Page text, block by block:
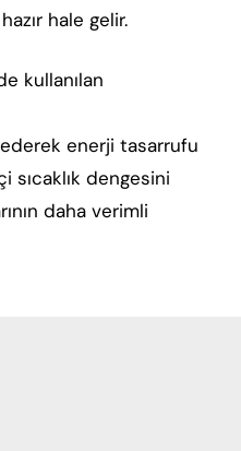
hale gelir.
kullanılan
ederek enerji tasarrufu
sıcaklık dengesini
daha verimli